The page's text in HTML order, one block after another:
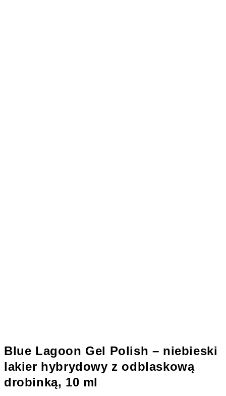
Blue Lagoon Gel Polish – niebieski
lakier hybrydowy z odblaskową
drobinką, 10 ml